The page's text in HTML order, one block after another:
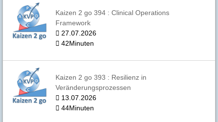
Kaizen 2 go 394 : Clinical Operations
Framework
27.07.2026
42Minuten
Kaizen 2 go 393 : Resilienz in
Veränderungsprozessen
13.07.2026
44Minuten